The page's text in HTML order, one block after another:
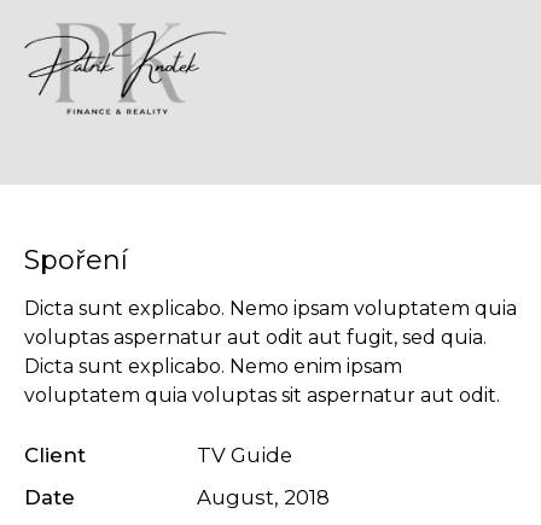
Spoření
Dicta sunt explicabo. Nemo ipsam voluptatem quia
voluptas aspernatur aut odit aut fugit, sed quia.
Dicta sunt explicabo. Nemo enim ipsam
voluptatem quia voluptas sit aspernatur aut odit.
Client
TV Guide
Date
August, 2018